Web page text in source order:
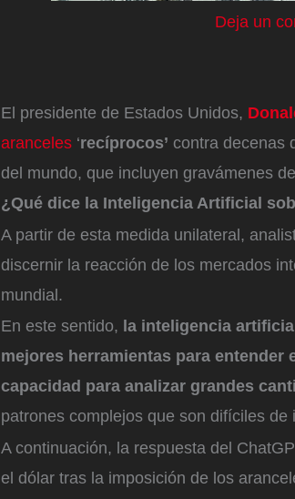
Deja un
El presidente de Estados Unidos,
aranceles ‘recíprocos’ contra decenas
del mundo, que incluyen gravámenes
¿Qué dice la Inteligencia Artificial
A partir de esta medida unilateral,
discernir la reacción de los mercados
mundial.
En este sentido, la inteligencia
mejores herramientas para
capacidad para analizar grandes
patrones complejos que son difíciles
A continuación, la respuesta del
el dólar tras la imposición de los